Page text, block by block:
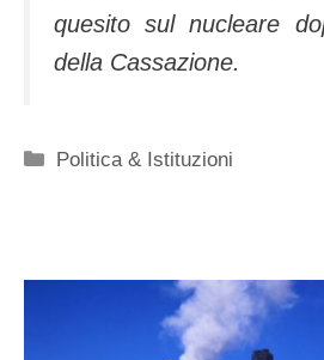
quesito sul nucleare
della Cassazione.
Categorie
Politica & Istituzioni